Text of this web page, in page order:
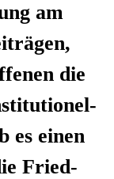
am
die
es einen
Fried­